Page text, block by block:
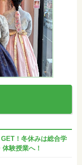
GET！冬休みは総合学
験授業へ！